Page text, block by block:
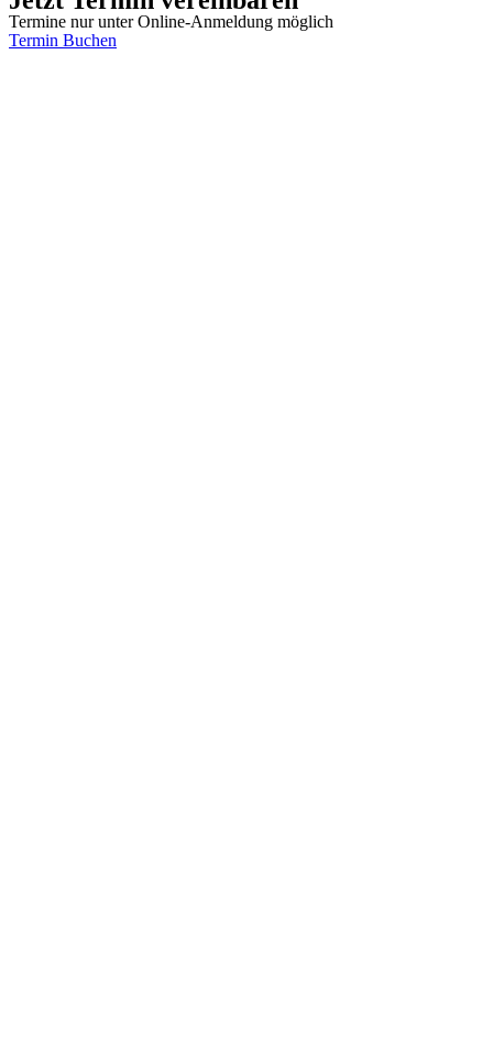
Termine nur unter Online-Anmeldung möglich
Termin Buchen